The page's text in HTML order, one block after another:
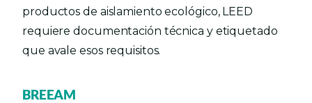
productos de aislamiento ecológico, LEED
requiere documentación técnica y etiquetado
que avale esos requisitos.
BREEAM